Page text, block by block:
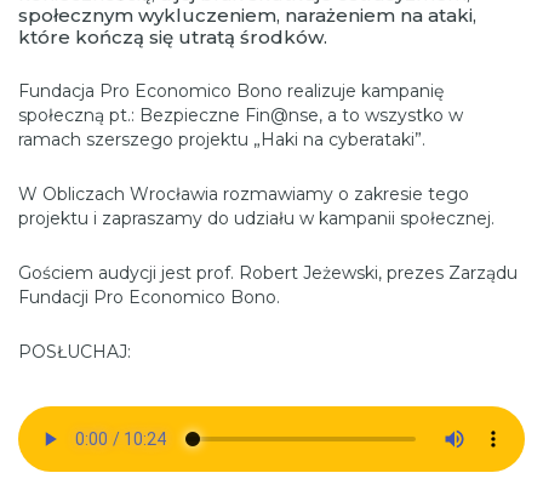
społecznym wykluczeniem, narażeniem na ataki,
które kończą się utratą środków.
Fundacja Pro Economico Bono realizuje kampanię
społeczną pt.: Bezpieczne Fin@nse, a to wszystko w
ramach szerszego projektu „Haki na cyberataki”.
W Obliczach Wrocławia rozmawiamy o zakresie tego
projektu i zapraszamy do udziału w kampanii społecznej.
Gościem audycji jest prof. Robert Jeżewski, prezes Zarządu
Fundacji Pro Economico Bono.
POSŁUCHAJ: